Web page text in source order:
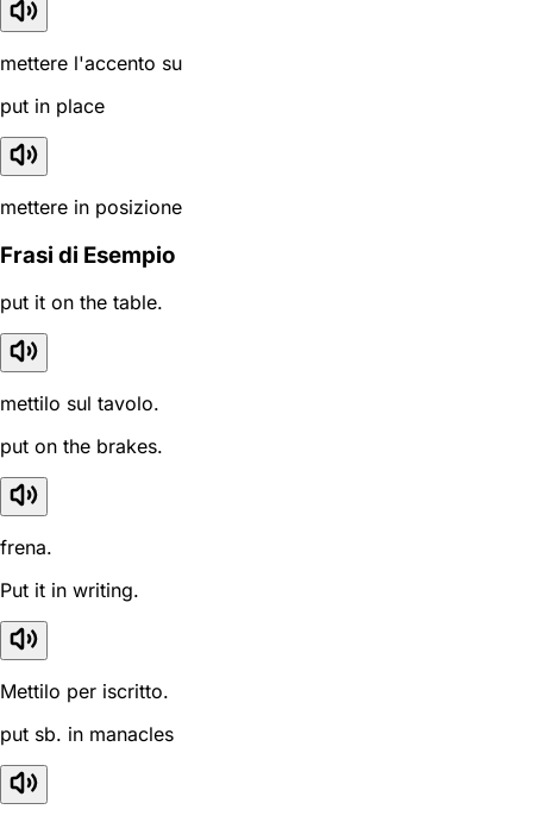
mettere l'accento su
put in place
mettere in posizione
Frasi di Esempio
put it on the table.
mettilo sul tavolo.
put on the brakes.
frena.
Put it in writing.
Mettilo per iscritto.
put sb. in manacles